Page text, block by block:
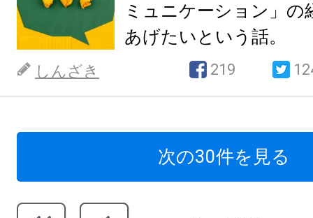
ミュニケーション」の
あげたいという話。
しんざき 219
次の30件を見る